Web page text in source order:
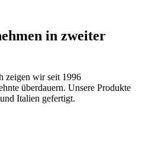
in zweiter
zeigen wir seit 1996
überdauern. Unsere Produkte
Italien gefertigt.